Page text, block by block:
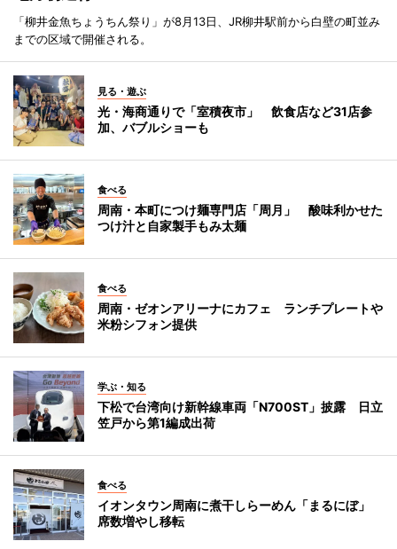
「柳井金魚ちょうちん祭り」が8月13日、JR柳井駅前から白壁の町並み
までの区域で開催される。
見る・遊ぶ
光・海商通りで「室積夜市」 飲食店など31店参
加、バブルショーも
食べる
周南・本町につけ麺専門店「周月」 酸味利かせた
つけ汁と自家製手もみ太麺
食べる
周南・ゼオンアリーナにカフェ ランチプレートや
米粉シフォン提供
学ぶ・知る
下松で台湾向け新幹線車両「N700ST」披露 日立
笠戸から第1編成出荷
食べる
イオンタウン周南に煮干しらーめん「まるにぼ」
席数増やし移転